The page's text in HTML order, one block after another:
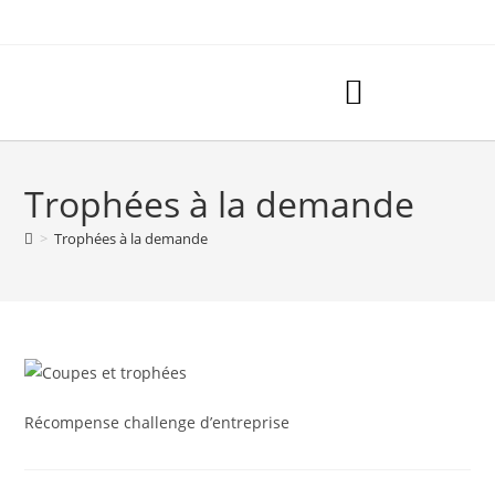
Trophées à la demande
> Trophées à la demande
Récompense challenge d’entreprise